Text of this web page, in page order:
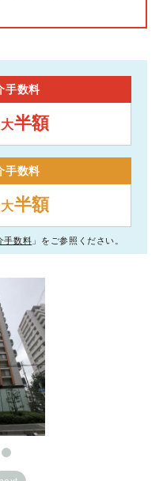
手数料
半額
手数料
半額
手数料 」をご参照ください。